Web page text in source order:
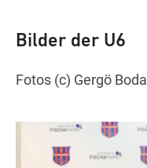
Bilder der U6
Fotos (c) Gergö Boda